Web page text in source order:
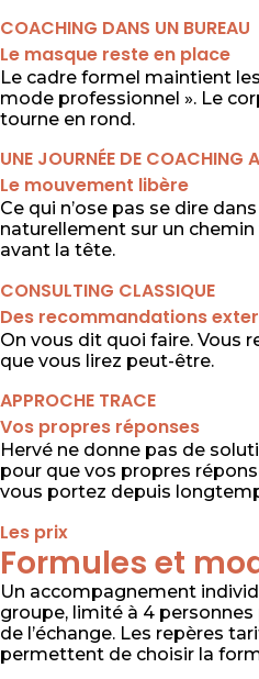
COACHING DANS UN BUREAU
Le masque reste en place
Le cadre formel maintient
mode professionnel ». Le
tourne en rond.
UNE JOURNÉE DE COACHING
Le mouvement libère
Ce qui n’ose pas se dire
naturellement sur un
avant la tête.
CONSULTING CLASSIQUE
Des recommandations
On vous dit quoi faire. Vous
que vous lirez peut-être.
APPROCHE TRACE
Vos propres réponses
Hervé ne donne pas de
pour que vos propres
vous portez depuis
Les prix
Formules et
Un accompagnement
groupe, limité à 4
de l’échange. Les repères
permettent de choisir la